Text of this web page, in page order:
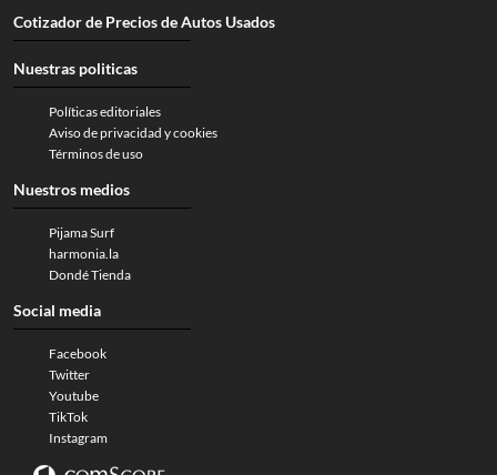
Cotizador de Precios de Autos Usados
Nuestras politicas
Políticas editoriales
Aviso de privacidad y cookies
Términos de uso
Nuestros medios
Pijama Surf
harmonia.la
Dondé Tienda
Social media
Facebook
Twitter
Youtube
TikTok
Instagram